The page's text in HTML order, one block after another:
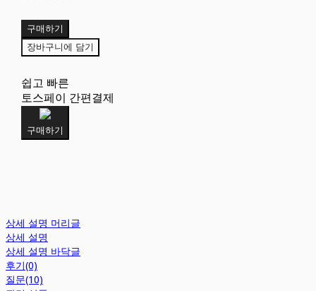
구매하기
장바구니에 담기
쉽고 빠른
토스페이 간편결제
구매하기
상세 설명 머리글
상세 설명
상세 설명 바닥글
후기(0)
질문(10)